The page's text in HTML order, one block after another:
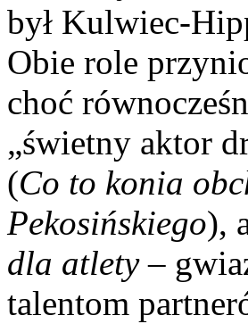
był Kulwiec-
Obie role
choć
„świetny aktor
(Co to konia
Pekosińskiego),
dla atlety–
talentom